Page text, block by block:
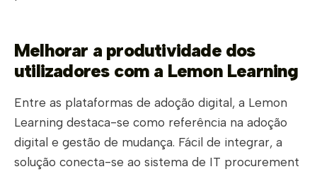
Melhorar a produtividade dos
utilizadores com a Lemon Learning
Entre as plataformas de adoção digital, a Lemon
Learning destaca-se como referência na adoção
digital e gestão de mudança. Fácil de integrar, a
solução conecta-se ao sistema de IT procurement